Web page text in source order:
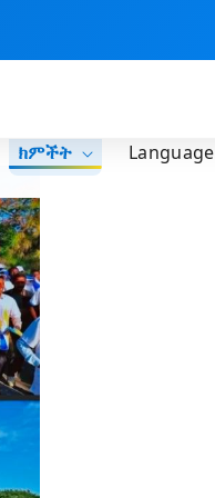
ክምችት Language